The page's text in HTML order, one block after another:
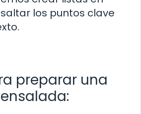
los puntos clave
preparar una